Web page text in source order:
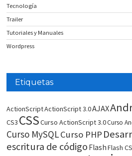
Tecnología
Trailer
Tutoriales y Manuales
Wordpress
Etiquetas
ActionScriptActionScript 3.0AJAX
CS3 CSSCurso ActionScript 3.0Curso
Curso MySQLCurso PHP
escritura de código FlashFlash